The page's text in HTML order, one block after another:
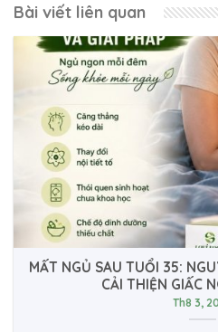
Bài viết liên quan
MẤT NGỦ SAU TUỔI 35:
CẢI THIỆN GIẤC
Th8 3,